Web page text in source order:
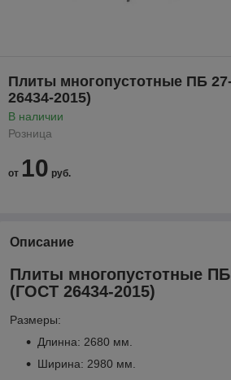
Плиты многопустотные ПБ
26434-2015)
В наличии
Розница
от 10 руб.
Описание
Плиты многопустотные ПБ
(ГОСТ 26434-2015)
Размеры:
Длинна: 2680 мм.
Ширина: 2980 мм.